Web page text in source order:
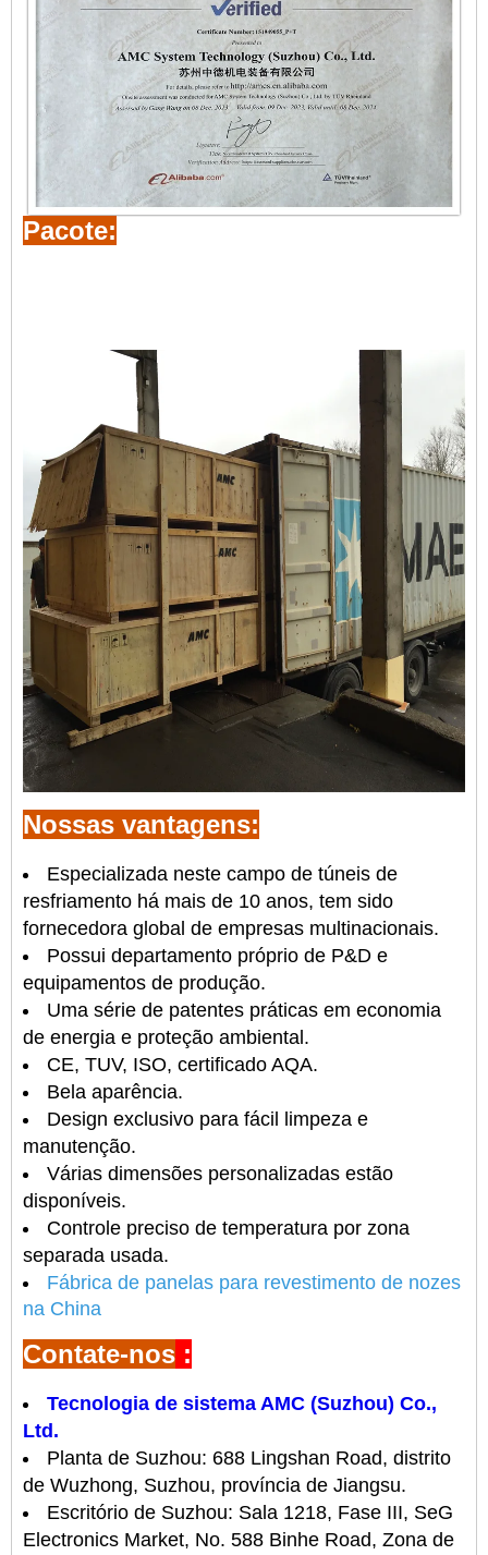
Pacote:
Nossas vantagens:
Especializada neste campo de túneis de
resfriamento há mais de 10 anos, tem sido
fornecedora global de empresas multinacionais.
Possui departamento próprio de P&D e
equipamentos de produção.
Uma série de patentes práticas em economia
de energia e proteção ambiental.
CE, TUV, ISO, certificado AQA.
Bela aparência.
Design exclusivo para fácil limpeza e
manutenção.
Várias dimensões personalizadas estão
disponíveis.
Controle preciso de temperatura por zona
separada usada.
Fábrica de panelas para revestimento de nozes
na China
Contate-nos :
Tecnologia de sistema AMC (Suzhou) Co.,
Ltd.
Planta de Suzhou: 688 Lingshan Road, distrito
de Wuzhong, Suzhou, província de Jiangsu.
Escritório de Suzhou: Sala 1218, Fase III, SeG
Electronics Market, No. 588 Binhe Road, Zona de